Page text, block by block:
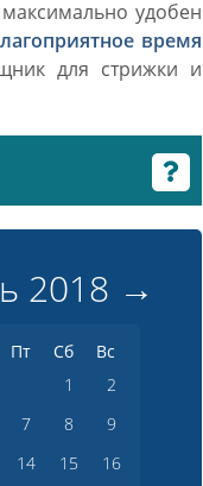
удобен
время
для стрижки и
2018 →
Пт Сб
Вс
1
2
7 8
9
14 15
16